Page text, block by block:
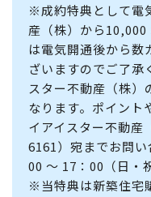
※成約特典として電
産（株）から
は電気開通後から数
ざいますのでご了承
スター不動産（株）
なります。ポイント
イアイスター不動産
6161）宛までお問い
00 ～ 17：00（日・
※当特典は新築住宅